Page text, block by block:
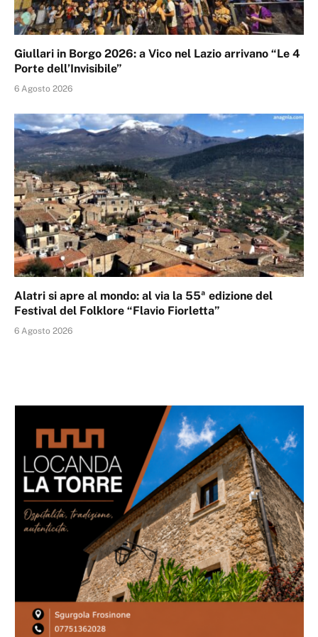
Giullari in Borgo 2026: a Vico nel Lazio arrivano “Le 4
Porte dell’Invisibile”
6 Agosto 2026
Alatri si apre al mondo: al via la 55ª edizione del
Festival del Folklore “Flavio Fiorletta”
6 Agosto 2026